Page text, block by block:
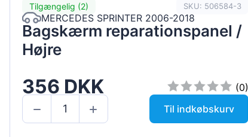
Tilgængelig (2) SKU: 506584-3
MERCEDES SPRINTER 2006-2018
Bagskærm reparationspanel /
Højre
356 DKK
(0)
Til indkøbskurv